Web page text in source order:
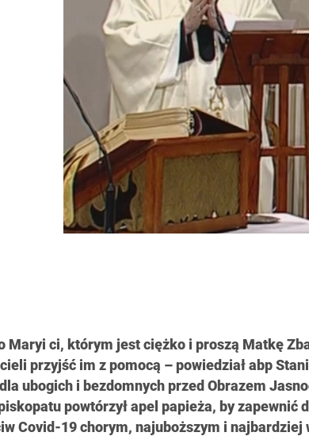
Maryi ci, którym jest ciężko i proszą Matkę
przyjść im z pomocą – powiedział abp
ubogich i bezdomnych przed Obrazem
powtórzył apel papieża, by zapewnić
Covid-19 chorym, najuboższym i najbardziej